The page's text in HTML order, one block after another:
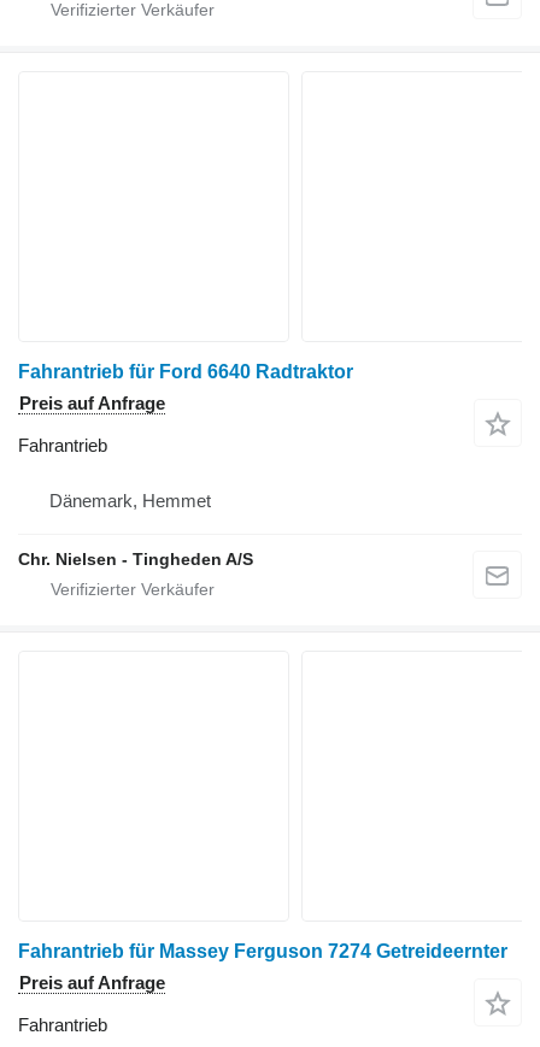
Fahrantrieb für Ford 6640 Radtraktor
Preis auf Anfrage
Fahrantrieb
Dänemark, Hemmet
Chr. Nielsen - Tingheden A/S
Fahrantrieb für Massey Ferguson 7274 Getreideernter
Preis auf Anfrage
Fahrantrieb